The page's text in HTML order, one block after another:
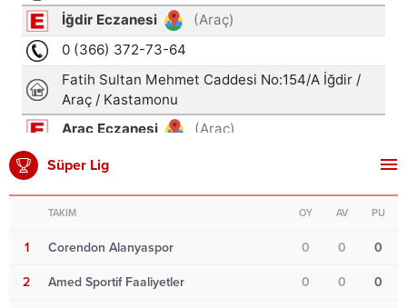
Süper Lig
TAKIM OY AV PU
1 Corendon Alanyaspor 0 0 0
2 Amed Sportif Faaliyetler 0 0 0